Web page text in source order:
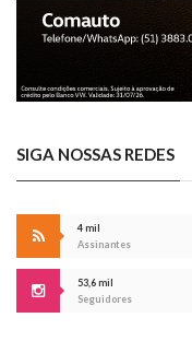
SIGA NOSSAS REDES
4 mil
Assinantes
53,6 mil
Seguidores